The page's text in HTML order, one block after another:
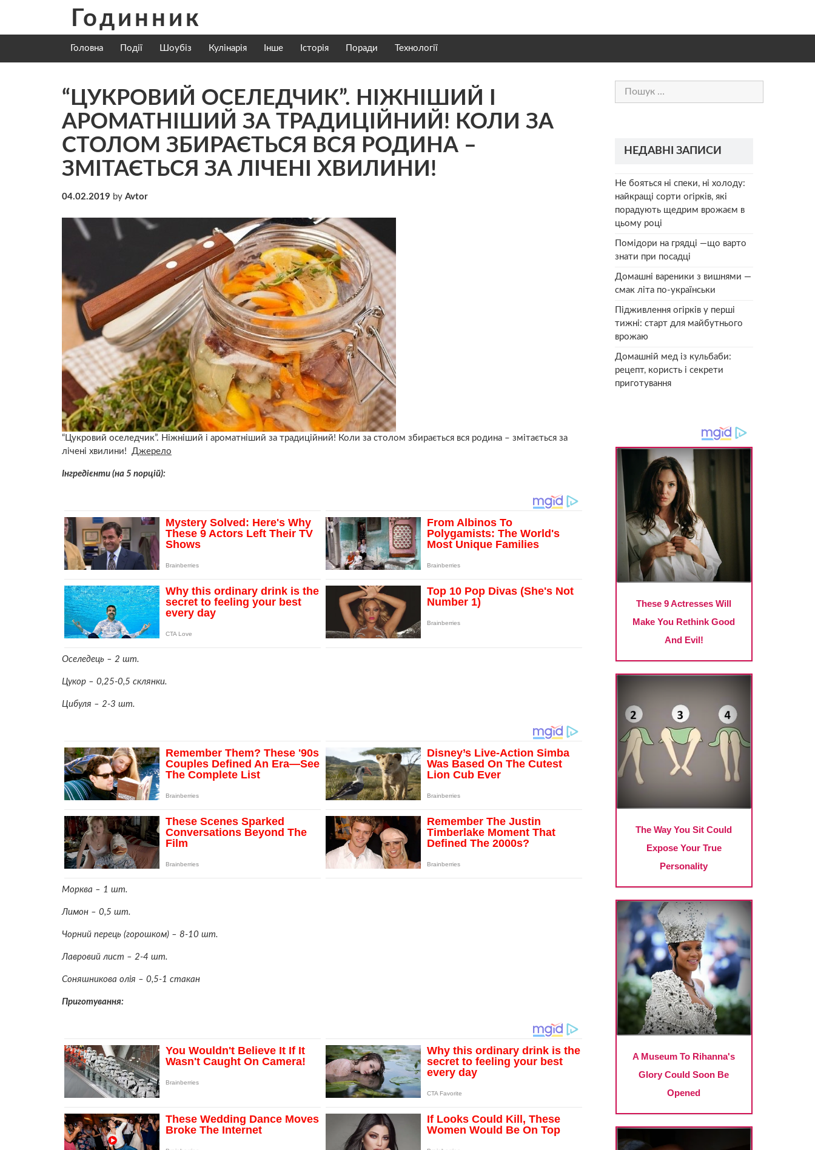
content
Годинник
Головна Події Шоубіз Кулінарія Інше Історія Поради Технології
“ЦУКРОВИЙ ОСЕЛЕДЧИК”. НІЖНІШИЙ І
АРОМАТНІШИЙ ЗА ТРАДИЦІЙНИЙ! КОЛИ ЗА
СТОЛОМ ЗБИРАЄТЬСЯ ВСЯ РОДИНА –
ЗМІТАЄТЬСЯ ЗА ЛІЧЕНІ ХВИЛИНИ!
04.02.2019 by Avtor
“Цукровий оселедчик”. Ніжніший і ароматніший за традиційний! Коли за столом збирається вся родина – змітається за
лічені хвилини! Джерело
Інгредієнти (на 5 порцій):
Оселедець – 2 шт.
Цукор – 0,25-0,5 склянки.
Цибуля – 2-3 шт.
Морква – 1 шт.
Лимон – 0,5 шт.
Чорний перець (горошком) – 8-10 шт.
Лавровий лист – 2-4 шт.
Соняшникова олія – ​​0,5-1 стакан
Приготування:
Пошук:
НЕДАВНІ ЗАПИСИ
Не бояться ні спеки, ні холоду:
найкращі сорти огірків, які
порадують щедрим врожаєм в
цьому році
Помідори на грядці —що варто
знати при посадці
Домашні вареники з вишнями —
смак літа по-українськи
Підживлення огірків у перші
тижні: старт для майбутнього
врожаю
Домашній мед із кульбаби:
рецепт, користь і секрети
приготування